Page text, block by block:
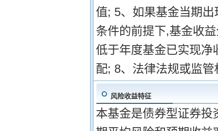
值; 5、如果基金当期
条件的前提下,基金收
低于年度基金已实现净
配; 8、法律法规或监
风险收益特征
本基金是债券型证券